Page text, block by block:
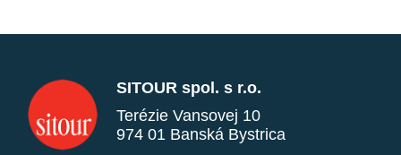
SITOUR spol. s r.o.
Terézie Vansovej 10
974 01 Banská Bystrica